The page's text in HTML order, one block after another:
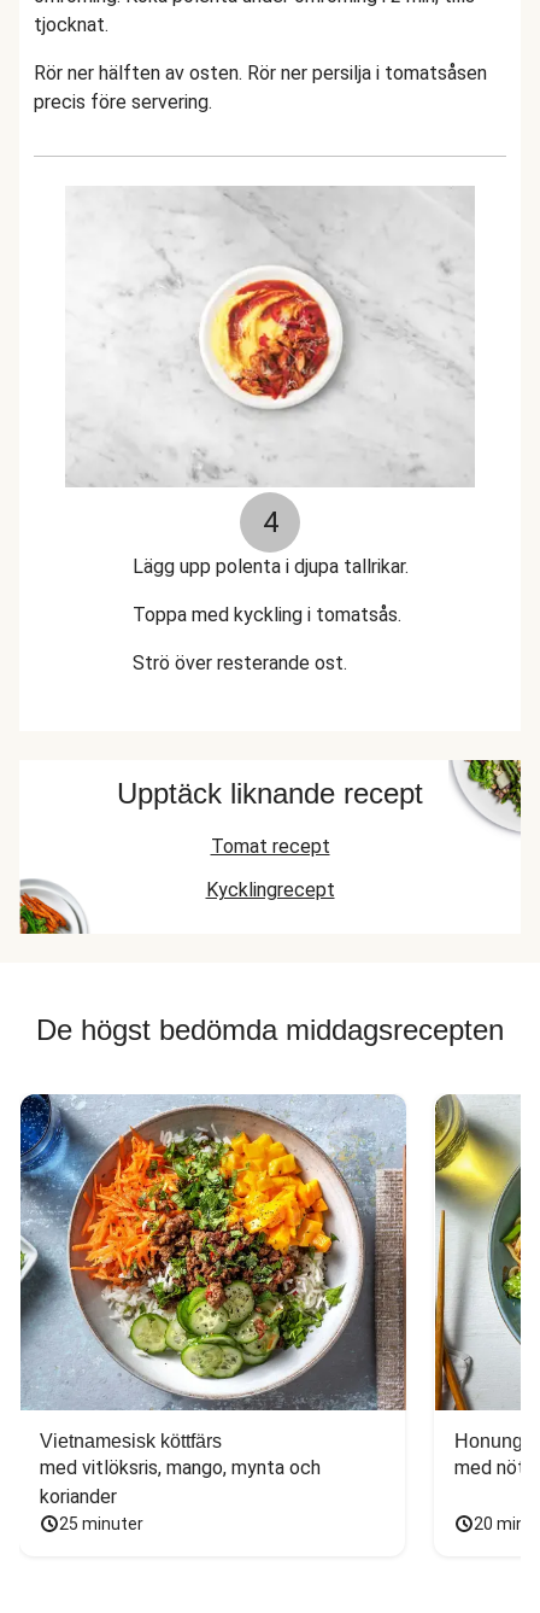
tjocknat.
Rör ner hälften av osten. Rör ner persilja i tomatsåsen
precis före servering.
4
Lägg upp polenta i djupa tallrikar.
Toppa med kyckling i tomatsås.
Strö över resterande ost.
Upptäck liknande recept
Tomat recept
Kycklingrecept
De högst bedömda middagsrecepten
Vietnamesisk köttfärs
med vitlöksris, mango, mynta och
koriander
25 minuter
med
20